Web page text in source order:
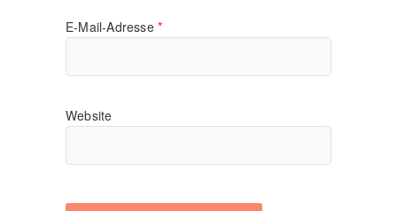
E-Mail-Adresse *
Website